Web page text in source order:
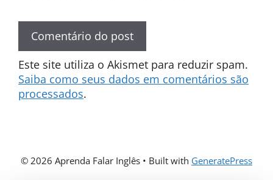
Este site utiliza o Akismet para reduzir spam.
Saiba como seus dados em comentários são
processados.
© 2026 Aprenda Falar Inglês • Built with GeneratePress